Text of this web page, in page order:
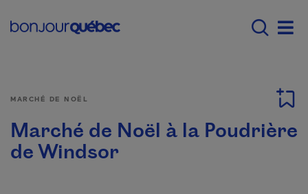
Main navigation -
MARCHÉ DE NOËL
Marché de Noël à la Poudrière
de Windsor